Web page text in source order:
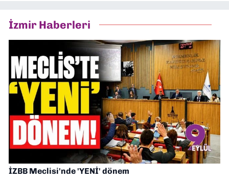
İzmir Haberleri
İZBB Meclisi'nde 'YENİ' dönem